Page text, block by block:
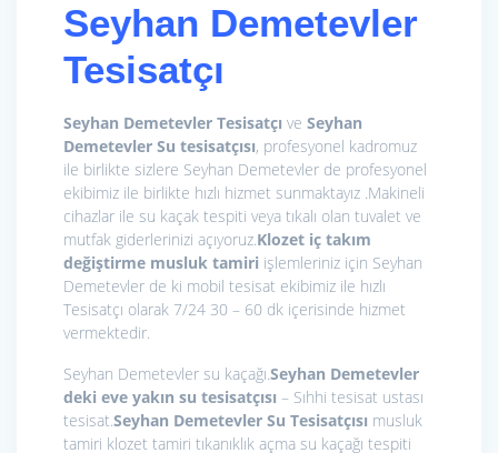
Seyhan Demetevler
Tesisatçı
Seyhan Demetevler Tesisatçı ve Seyhan
Demetevler Su tesisatçısı, profesyonel kadromuz
ile birlikte sizlere Seyhan Demetevler de profesyonel
ekibimiz ile birlikte hızlı hizmet sunmaktayız .Makineli
cihazlar ile su kaçak tespiti veya tıkalı olan tuvalet ve
mutfak giderlerinizi açıyoruz.Klozet iç takım
değiştirme musluk tamiri işlemleriniz için Seyhan
Demetevler de ki mobil tesisat ekibimiz ile hızlı
Tesisatçı olarak 7/24 30 – 60 dk içerisinde hizmet
vermektedir.
Seyhan Demetevler su kaçağı.Seyhan Demetevler
deki eve yakın su tesisatçısı – Sıhhi tesisat ustası
tesisat.Seyhan Demetevler Su Tesisatçısı musluk
tamiri klozet tamiri tıkanıklık açma su kaçağı tespiti